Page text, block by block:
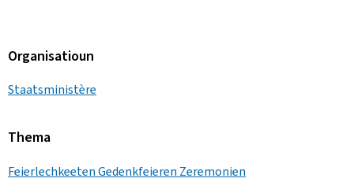
Organisatioun
Staatsministère
Thema
Feierlechkeeten Gedenkfeieren Zeremonien